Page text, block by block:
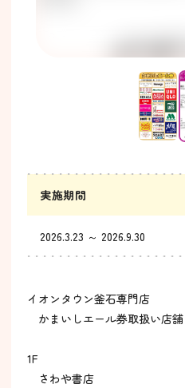
実施期間
2026.3.23 ～ 2026.9.30
イオンタウン釜石専門店
かまいしエール券取扱い店舗
1F
さわや書店